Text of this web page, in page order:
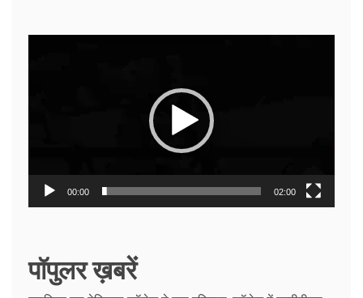
00:00 02:00
पॉपुलर ख़बरें